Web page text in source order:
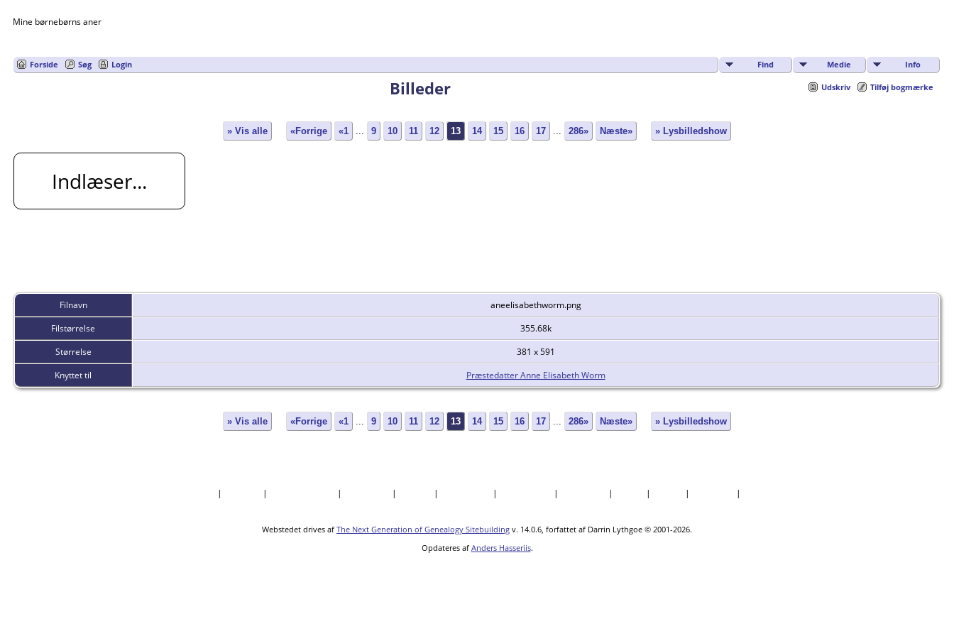
Mine børnebørns aner
Find Medie Info
Forside Søg Login
Udskriv Tilføj bogmærke
Billeder
» Vis alle «Forrige «1 ... 9 10 11 12 13 14 15 16 17 ... 286» Næste» » Lysbilledshow
Indlæser...
Filnavn
aneelisabethworm.png
Filstørrelse
355.68k
Størrelse
381 x 591
Knyttet til
Præstedatter Anne Elisabeth Worm
» Vis alle «Forrige «1 9 10 11 12 13 14 15 16 17 286» Næste» » Lysbilledshow
| | | | | | | | | | |
Webstedet drives af The Next Generation of Genealogy Sitebuilding v. 14.0.6, forfattet af Darrin Lythgoe © 2001-2026.
Opdateres af Anders Hasseriis.